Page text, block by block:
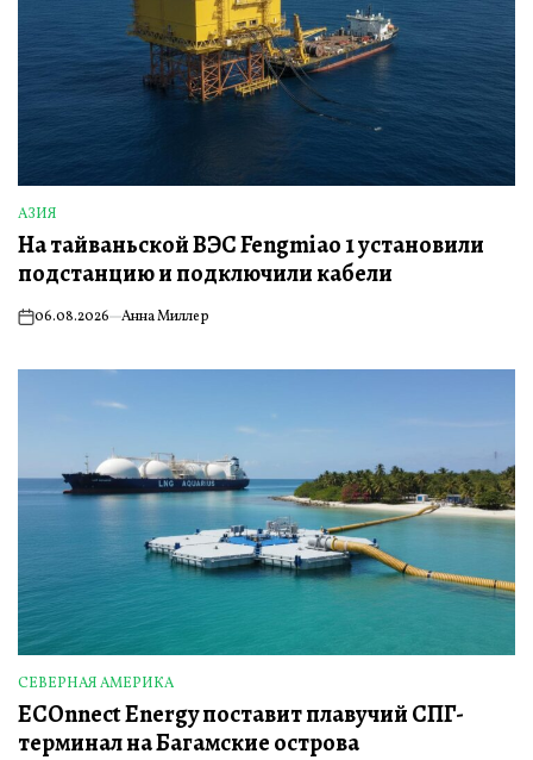
ОПУБЛИКОВАНО
В
АЗИЯ
На тайваньской ВЭС Fengmiao 1 установили
подстанцию и подключили кабели
on06.08.2026 Анна Миллер
ОПУБЛИКОВАНО
В
СЕВЕРНАЯ АМЕРИКА
ECOnnect Energy поставит плавучий СПГ-
терминал на Багамские острова